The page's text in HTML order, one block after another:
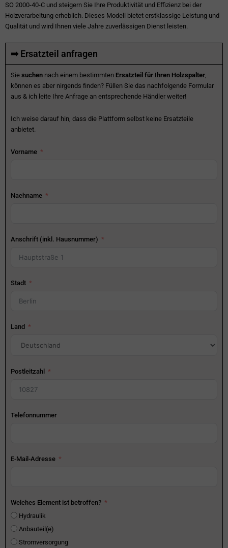
SO 2000-40-C und steigern Sie Ihre Produktivität und Effizienz bei der
Holzverarbeitung erheblich. Dieses Modell bietet erstklassige Leistung und
Qualität und wird Ihnen viele Jahre zuverlässigen Dienst leisten.
➡ Ersatzteil anfragen
Sie suchen nach einem bestimmten Ersatzteil für Ihren Holzspalter,
können es aber nirgends finden? Füllen Sie das nachfolgende Formular
aus & ich leite Ihre Anfrage an entsprechende Händler weiter!
Ich weise darauf hin, dass die Plattform selbst keine Ersatzteile
anbietet.
Vorname
Nachname
Anschrift (inkl. Hausnummer)
Stadt
Land
Postleitzahl
Telefonnummer
E-Mail-Adresse
Welches Element ist betroffen?
Hydraulik
Anbauteil(e)
Stromversorgung